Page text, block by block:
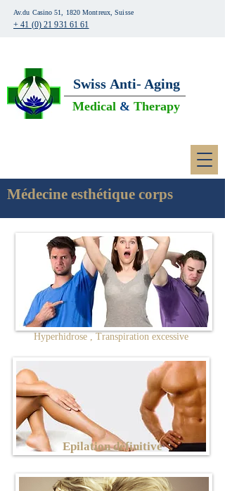
Av.du Casino 51, 1820 Montreux, Suisse
+ 41 (0) 21 931 61 61
Swiss Anti- Aging
Medical & Therapy
Médecine esthétique corps
Hyperhidrose , Transpiration excessive
Epilation définitive